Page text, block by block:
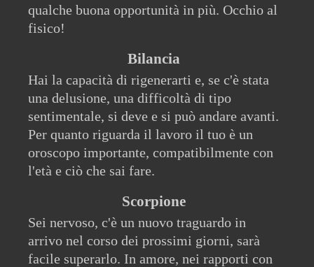
qualche buona opportunità in più. Occhio al
fisico!
Bilancia
Hai la capacità di rigenerarti e, se c'è stata
una delusione, una difficoltà di tipo
sentimentale, si deve e si può andare avanti.
Per quanto riguarda il lavoro il tuo è un
oroscopo importante, compatibilmente con
l'età e ciò che sai fare.
Scorpione
Sei nervoso, c'è un nuovo traguardo in
arrivo nel corso dei prossimi giorni, sarà
facile superarlo. In amore, nei rapporti con